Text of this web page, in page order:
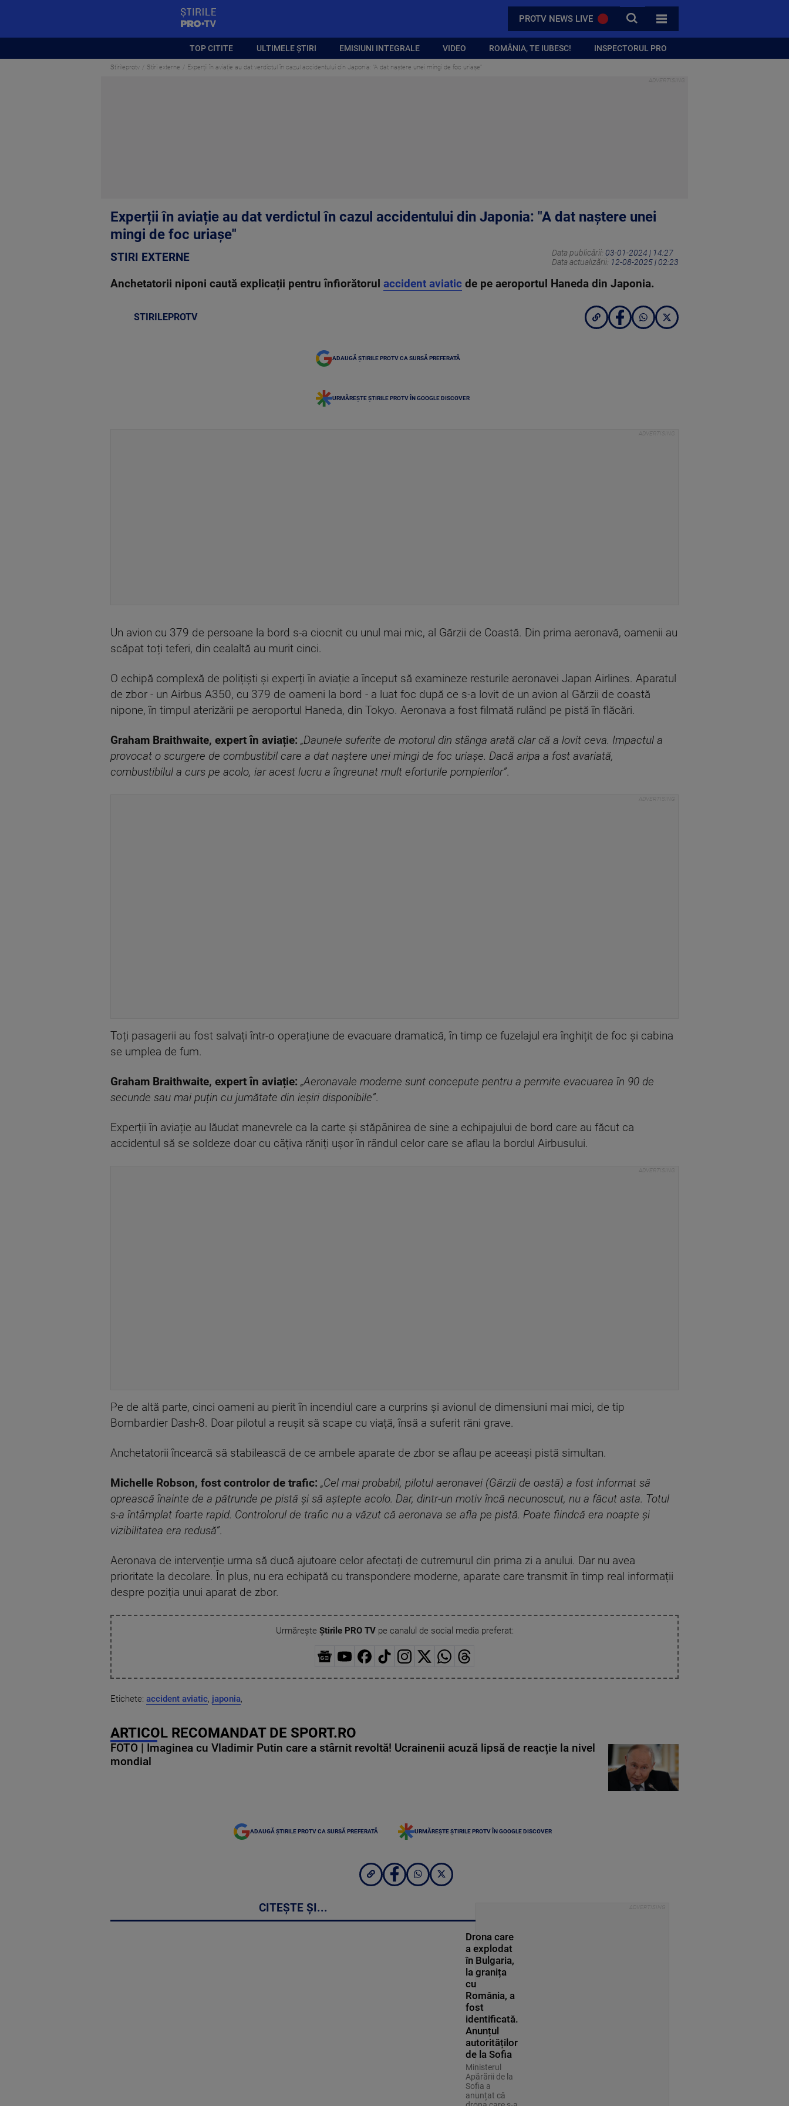
PROTV NEWS LIVE CAUTA
TOATE CATEGORIILE
TOP CITITE ULTIMELE ȘTIRI EMISIUNI INTEGRALE VIDEO ROMÂNIA, TE IUBESC! INSPECTORUL PRO
Stirileprotv Stiri externe Experții în aviație au dat verdictul în cazul accidentului din Japonia: "A dat naștere unei mingi de foc uriașe"
Experții în aviație au dat verdictul în cazul accidentului din Japonia: "A dat naștere unei
mingi de foc uriașe"
STIRI EXTERNE Data publicării: 03-01-2024 | 14:27
Data actualizării: 12-08-2025 | 02:23
Anchetatorii niponi caută explicații pentru înfiorătorul accident aviatic de pe aeroportul Haneda din Japonia.
STIRILEPROTV
ADAUGĂ ȘTIRILE PROTV CA SURSĂ PREFERATĂ
URMĂREȘTE ȘTIRILE PROTV ÎN GOOGLE DISCOVER
Un avion cu 379 de persoane la bord s-a ciocnit cu unul mai mic, al Gărzii de Coastă. Din prima aeronavă, oamenii au
scăpat toți teferi, din cealaltă au murit cinci.
O echipă complexă de polițiști și experți în aviație a început să examineze resturile aeronavei Japan Airlines. Aparatul
de zbor - un Airbus A350, cu 379 de oameni la bord - a luat foc după ce s-a lovit de un avion al Gărzii de coastă
nipone, în timpul aterizării pe aeroportul Haneda, din Tokyo. Aeronava a fost filmată rulând pe pistă în flăcări.
Graham Braithwaite, expert în aviație: „Daunele suferite de motorul din stânga arată clar că a lovit ceva. Impactul a
provocat o scurgere de combustibil care a dat naștere unei mingi de foc uriașe. Dacă aripa a fost avariată,
combustibilul a curs pe acolo, iar acest lucru a îngreunat mult eforturile pompierilor”.
Toți pasagerii au fost salvați într-o operațiune de evacuare dramatică, în timp ce fuzelajul era înghițit de foc și cabina
se umplea de fum.
Graham Braithwaite, expert în aviație: „Aeronavale moderne sunt concepute pentru a permite evacuarea în 90 de
secunde sau mai puțin cu jumătate din ieșiri disponibile”.
Experții în aviație au lăudat manevrele ca la carte și stăpânirea de sine a echipajului de bord care au făcut ca
accidentul să se soldeze doar cu câțiva răniți ușor în rândul celor care se aflau la bordul Airbusului.
Pe de altă parte, cinci oameni au pierit în incendiul care a curprins și avionul de dimensiuni mai mici, de tip
Bombardier Dash-8. Doar pilotul a reușit să scape cu viață, însă a suferit răni grave.
Anchetatorii încearcă să stabilească de ce ambele aparate de zbor se aflau pe aceeași pistă simultan.
Michelle Robson, fost controlor de trafic: „Cel mai probabil, pilotul aeronavei (Gărzii de oastă) a fost informat să
oprească înainte de a pătrunde pe pistă și să aștepte acolo. Dar, dintr-un motiv încă necunoscut, nu a făcut asta. Totul
s-a întâmplat foarte rapid. Controlorul de trafic nu a văzut că aeronava se afla pe pistă. Poate fiindcă era noapte și
vizibilitatea era redusă”.
Aeronava de intervenție urma să ducă ajutoare celor afectați de cutremurul din prima zi a anului. Dar nu avea
prioritate la decolare. În plus, nu era echipată cu transpondere moderne, aparate care transmit în timp real informații
despre poziția unui aparat de zbor.
Urmărește Știrile PRO TVpe canalul de social media preferat:
Etichete: accident aviatic, japonia,
ARTICOL RECOMANDAT DE SPORT.RO
FOTO | Imaginea cu Vladimir Putin care a stârnit revoltă! Ucrainenii acuză lipsă de reacție la nivel
mondial
ADAUGĂ ȘTIRILE PROTV CA SURSĂ PREFERATĂ URMĂREȘTE ȘTIRILE PROTV ÎN GOOGLE DISCOVER
CITEȘTE ȘI...
Drona care
a explodat
în Bulgaria,
la granița
cu
România, a
fost
identificată.
Anunțul
autorităților
de la Sofia
Ministerul
Apărării de la
Sofia a
anunțat că